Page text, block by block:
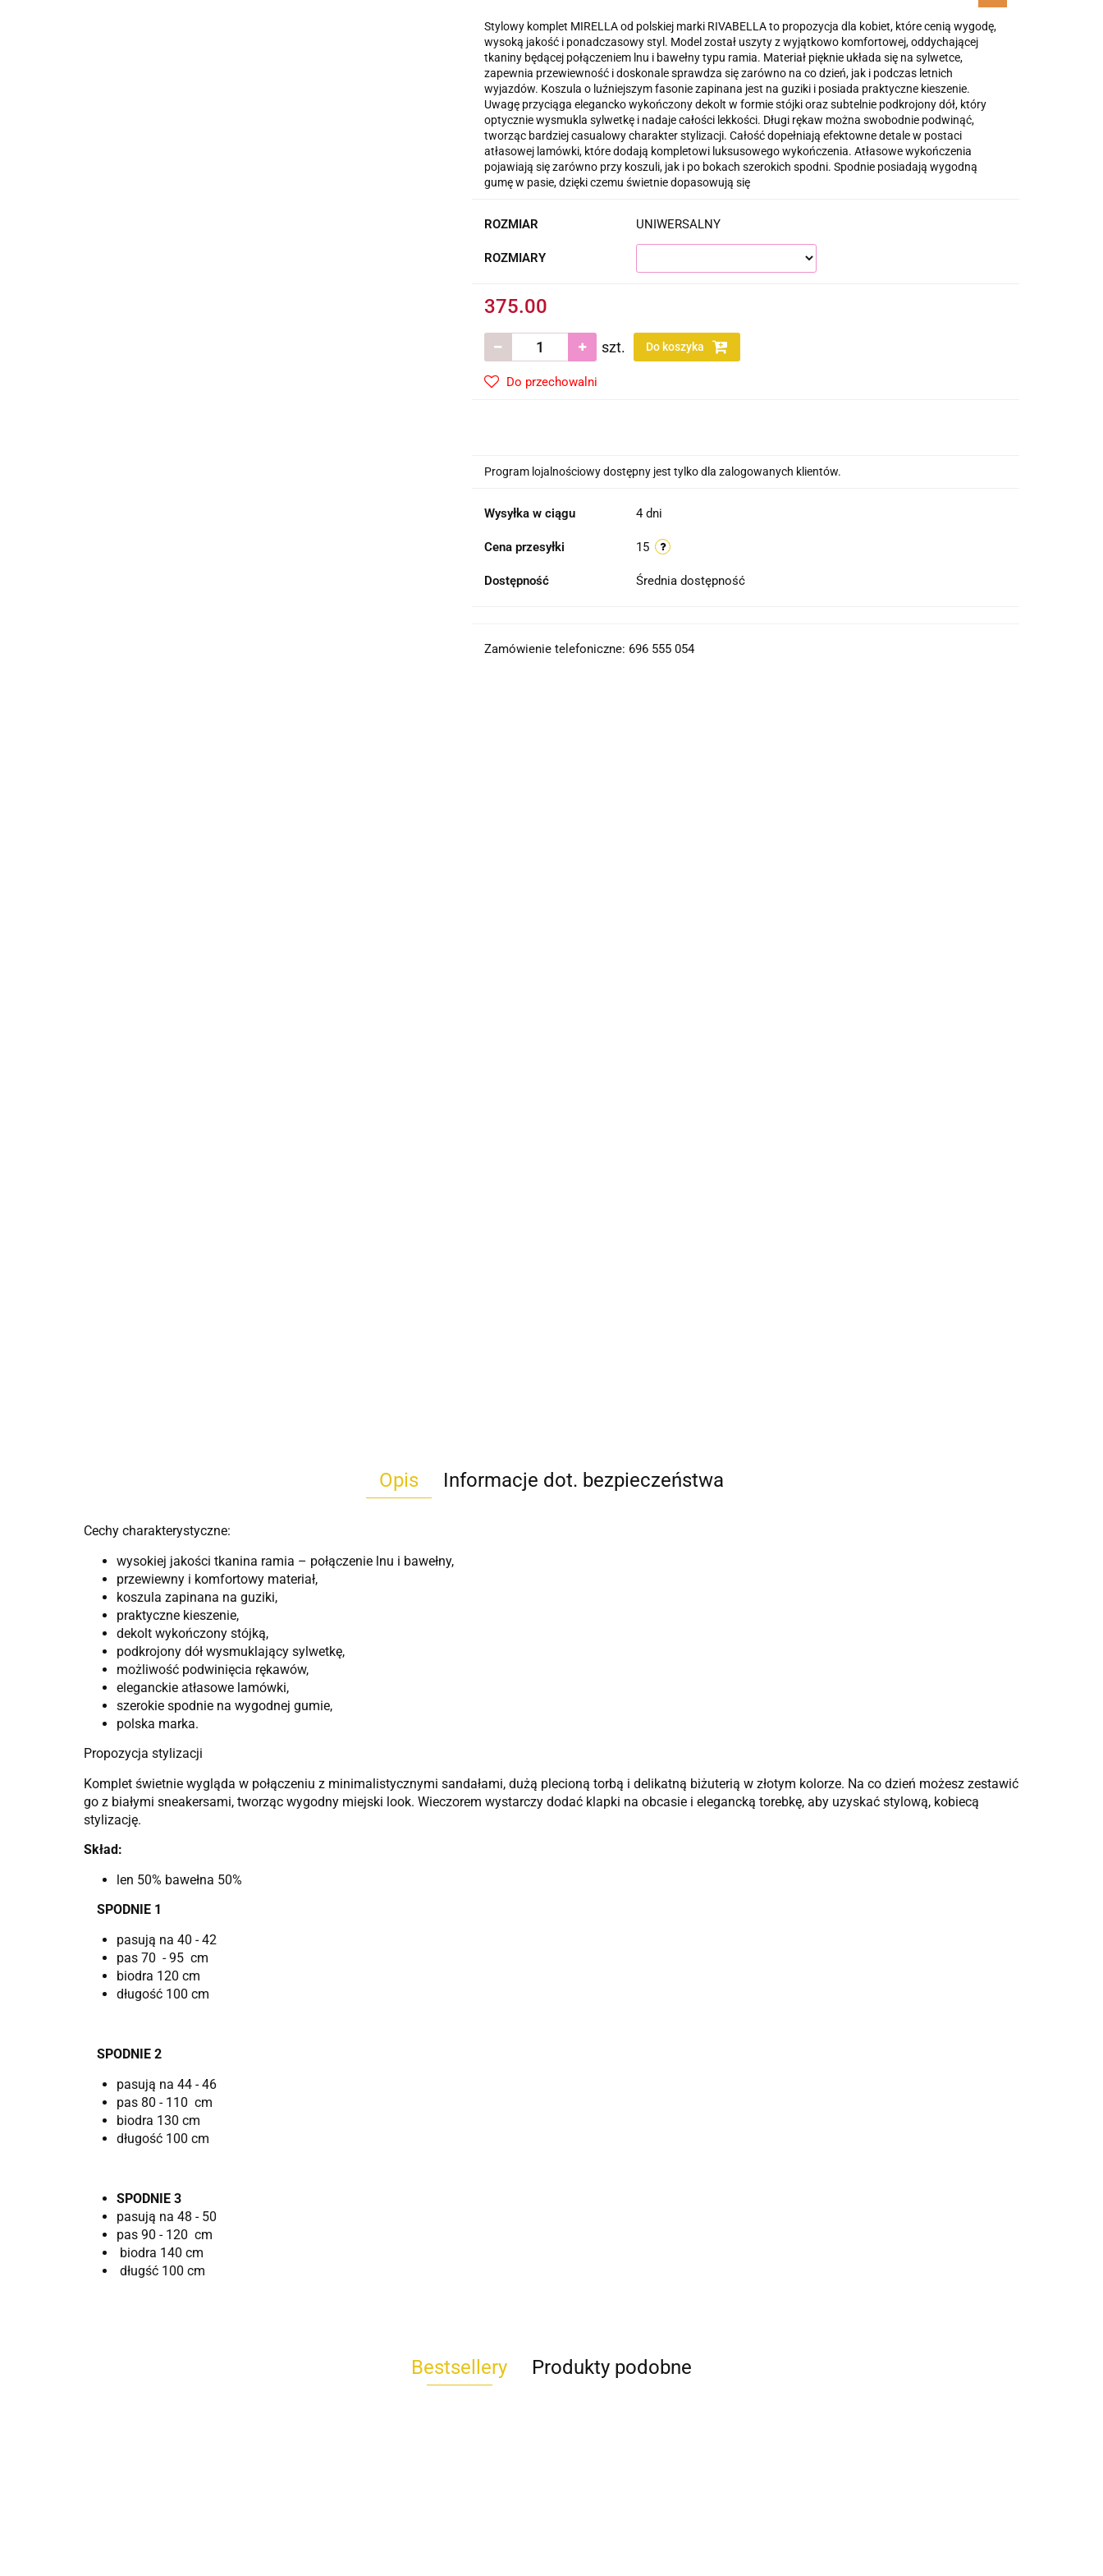
Stylowy komplet MIRELLA od polskiej marki RIVABELLA to propozycja dla kobiet, które cenią wygodę,
wysoką jakość i ponadczasowy styl. Model został uszyty z wyjątkowo komfortowej, oddychającej
tkaniny będącej połączeniem lnu i bawełny typu ramia. Materiał pięknie układa się na sylwetce,
zapewnia przewiewność i doskonale sprawdza się zarówno na co dzień, jak i podczas letnich
wyjazdów. Koszula o luźniejszym fasonie zapinana jest na guziki i posiada praktyczne kieszenie.
Uwagę przyciąga elegancko wykończony dekolt w formie stójki oraz subtelnie podkrojony dół, który
optycznie wysmukla sylwetkę i nadaje całości lekkości. Długi rękaw można swobodnie podwinąć,
tworząc bardziej casualowy charakter stylizacji. Całość dopełniają efektowne detale w postaci
atłasowej lamówki, które dodają kompletowi luksusowego wykończenia. Atłasowe wykończenia
pojawiają się zarówno przy koszuli, jak i po bokach szerokich spodni. Spodnie posiadają wygodną
gumę w pasie, dzięki czemu świetnie dopasowują się
ROZMIAR UNIWERSALNY
ROZMIARY
375.00
szt. Do koszyka
Do przechowalni
Program lojalnościowy dostępny jest tylko dla zalogowanych klientów.
Wysyłka w ciągu 4 dni
Cena przesyłki 15
Dostępność Średnia dostępność
Zamówienie telefoniczne: 696 555 054
Opis Informacje dot. bezpieczeństwa
Cechy charakterystyczne:
wysokiej jakości tkanina ramia – połączenie lnu i bawełny,
przewiewny i komfortowy materiał,
koszula zapinana na guziki,
praktyczne kieszenie,
dekolt wykończony stójką,
podkrojony dół wysmuklający sylwetkę,
możliwość podwinięcia rękawów,
eleganckie atłasowe lamówki,
szerokie spodnie na wygodnej gumie,
polska marka.
Propozycja stylizacji
Komplet świetnie wygląda w połączeniu z minimalistycznymi sandałami, dużą plecioną torbą i delikatną biżuterią w złotym kolorze. Na co dzień możesz zestawić
go z białymi sneakersami, tworząc wygodny miejski look. Wieczorem wystarczy dodać klapki na obcasie i elegancką torebkę, aby uzyskać stylową, kobiecą
stylizację.
Skład:
len 50% bawełna 50%
SPODNIE 1
pasują na 40 - 42
pas 70 - 95 cm
biodra 120 cm
długość 100 cm
SPODNIE 2
pasują na 44 - 46
pas 80 - 110 cm
biodra 130 cm
długość 100 cm
SPODNIE 3
pasują na 48 - 50
pas 90 - 120 cm
biodra 140 cm
długść 100 cm
Bestsellery Produkty podobne